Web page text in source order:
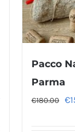
Pacco
Parma
€180.00 Il
€